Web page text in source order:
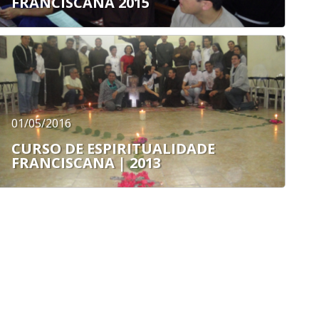
01/05/2016
CURSO DE ESPIRITUALIDADE
FRANCISCANA | 2013